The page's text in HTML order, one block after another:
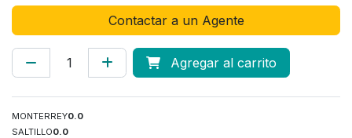
Contactar a un Agente
Agregar al carrito
MONTERREY0.0
SALTILLO0.0